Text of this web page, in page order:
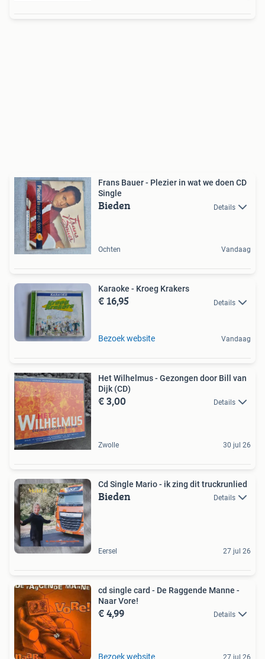
Frans Bauer - Plezier in wat we doen CD
Single
Bieden Details
Ochten Vandaag
Karaoke - Kroeg Krakers
€ 16,95 Details
Bezoek website Vandaag
Het Wilhelmus - Gezongen door Bill van
Dijk (CD)
€ 3,00 Details
Zwolle 30 jul 26
Cd Single Mario - ik zing dit truckrunlied
Bieden Details
Eersel 27 jul 26
cd single card - De Raggende Manne -
Naar Vore!
€ 4,99 Details
Bezoek website 27 jul 26